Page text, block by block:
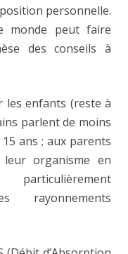
personnelle.
monde peut faire
des conseils à
les enfants (reste à
parlent de moins
ans ; aux parents
leur organisme en